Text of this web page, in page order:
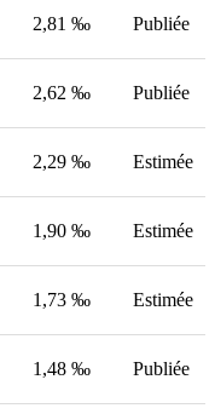
2,81 ‰ Publiée
2,62 ‰ Publiée
2,29 ‰ Estimée
1,90 ‰ Estimée
1,73 ‰ Estimée
1,48 ‰ Publiée